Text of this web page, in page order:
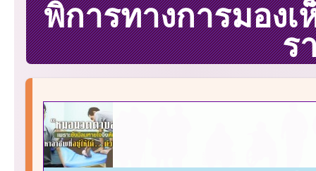
พิการทางการมอง
ร